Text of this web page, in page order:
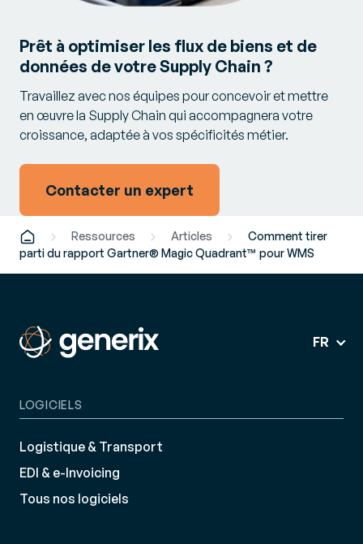
Prêt à optimiser les flux de biens et de
données de votre Supply Chain ?
Travaillez avec nos équipes pour concevoir et mettre
en œuvre la Supply Chain qui accompagnera votre
croissance, adaptée à vos spécificités métier.
Contacter un expert
Ressources Articles
Comment tirer
parti du rapport Gartner® Magic Quadrant™ pour WMS
FR
LOGICIELS
Logistique & Transport
EDI & e-Invoicing
Tous nos logiciels